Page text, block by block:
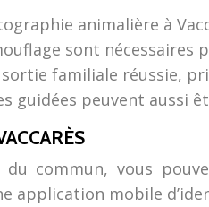
animalière à
sont nécessaires
familiale réussie,
guidées peuvent aussi
du commun, vous
application mobile